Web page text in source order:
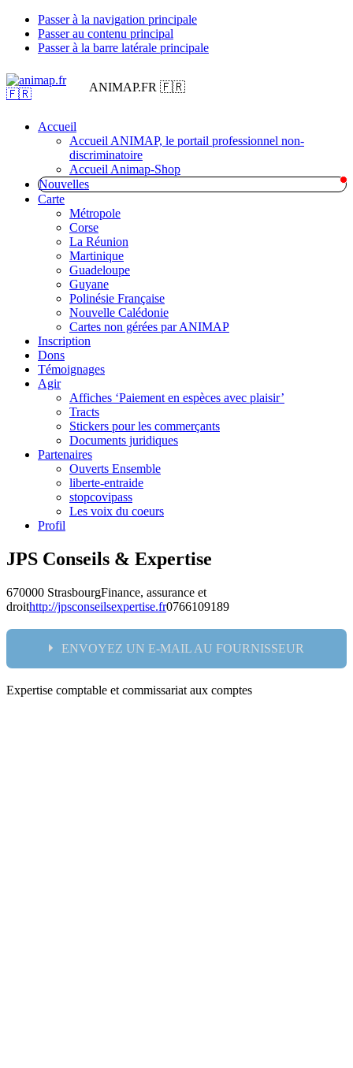
Passer à la navigation principale
Passer au contenu principal
Passer à la barre latérale principale
ANIMAP.FR 🇫🇷
Accueil
Accueil ANIMAP, le portail professionnel non-
discriminatoire
Accueil Animap-Shop
Nouvelles
Carte
Métropole
Corse
La Réunion
Martinique
Guadeloupe
Guyane
Polinésie Française
Nouvelle Calédonie
Cartes non gérées par ANIMAP
Inscription
Dons
Témoignages
Agir
Affiches ‘Paiement en espèces avec plaisir’
Tracts
Stickers pour les commerçants
Documents juridiques
Partenaires
Ouverts Ensemble
liberte-entraide
stopcovipass
Les voix du coeurs
Profil
JPS Conseils & Expertise
670000 StrasbourgFinance, assurance et
droithttp://jpsconseilsexpertise.fr0766109189
ENVOYEZ UN E-MAIL AU FOURNISSEUR
Nom:
Expertise comptable et commissariat aux comptes